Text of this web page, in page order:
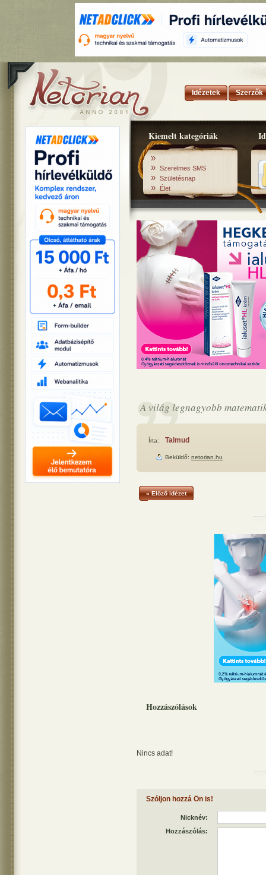
Idézetek Szerzők
Kiemelt kategóriák
»
» Szerelmes SMS
» Születésnap
» Élet
A világ legnagyobb
Írta: Talmud
Beküldő: netorian.hu
« Előző idézet
Hozzászólások
Nincs adat!
Szóljon hozzá Ön is!
Nicknév:
Hozzászólás: